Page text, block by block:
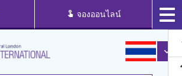
จองออนไลน์